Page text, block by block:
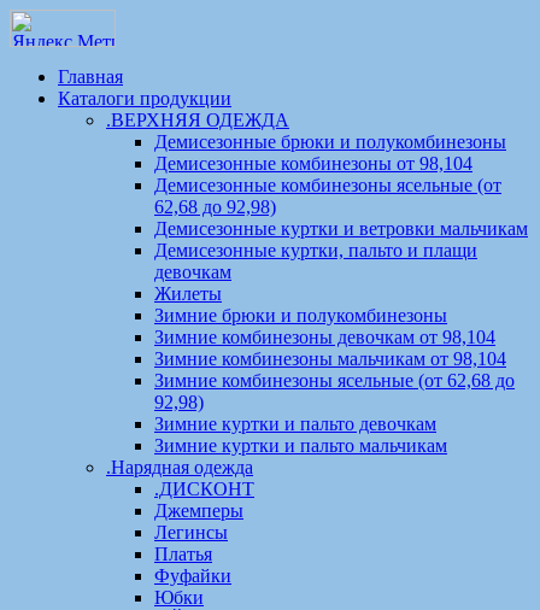
Главная
Каталоги продукции
.ВЕРХНЯЯ ОДЕЖДА
Демисезонные брюки и полукомбинезоны
Демисезонные комбинезоны от 98,104
Демисезонные комбинезоны ясельные (от
62,68 до 92,98)
Демисезонные куртки и ветровки мальчикам
Демисезонные куртки, пальто и плащи
девочкам
Жилеты
Зимние брюки и полукомбинезоны
Зимние комбинезоны девочкам от 98,104
Зимние комбинезоны мальчикам от 98,104
Зимние комбинезоны ясельные (от 62,68 до
92,98)
Зимние куртки и пальто девочкам
Зимние куртки и пальто мальчикам
.Нарядная одежда
.ДИСКОНТ
Джемперы
Легинсы
Платья
Фуфайки
Юбки